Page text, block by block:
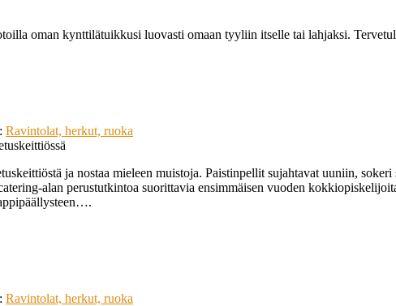
oman kynttilätuikkusi luovasti omaan tyyliin itselle tai lahjaksi.
Ravintolat, herkut, ruoka
ja nostaa mieleen muistoja. Paistinpellit sujahtavat uuniin,
alan perustutkintoa suorittavia ensimmäisen vuoden
Ravintolat, herkut, ruoka